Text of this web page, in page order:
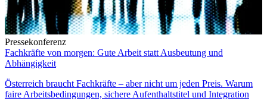
Pressekonferenz
Fachkräfte von morgen: Gute Arbeit statt Ausbeutung und
Abhängigkeit
Österreich braucht Fachkräfte – aber nicht um jeden Preis. Warum
faire Arbeitsbedingungen, sichere Aufenthaltstitel und Integration